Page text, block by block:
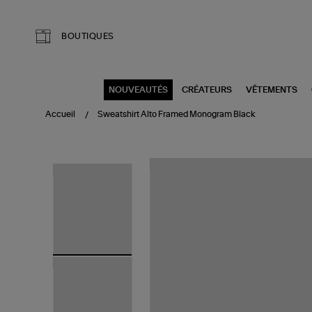
BOUTIQUES
NOUVEAUTÉS CRÉATEURS VÊTEMENTS
Accueil Sweatshirt Alto Framed Monogram Black